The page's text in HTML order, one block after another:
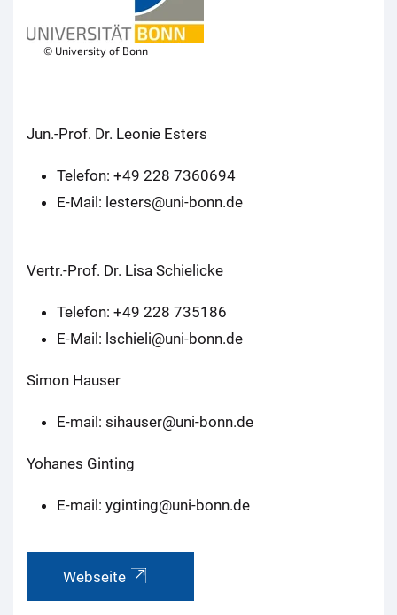
© University of Bonn
Jun.-Prof. Dr. Leonie Esters
Telefon: +49 228 7360694
E-Mail: lesters@uni-bonn.de
Vertr.-Prof. Dr. Lisa Schielicke
Telefon: +49 228 735186
E-Mail: lschieli@uni-bonn.de
Simon Hauser
E-mail: sihauser@uni-bonn.de
Yohanes Ginting
E-mail: yginting@uni-bonn.de
Webseite